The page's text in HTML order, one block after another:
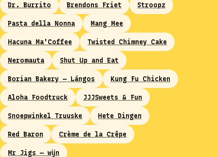
Dr. Burrito Brendons Friet Stroopz
Pasta della Nonna Mang Mee
Hacuna Ma'Coffee Twisted Chimney Cake
Neromauta Shut Up and Eat
Borian Bakery — Lángos Kung Fu Chicken
Aloha Foodtruck JJJSweets & Fun
Snoepwinkel Truuske Hete Dingen
Red Baron Crème de la Crêpe
Mr Jigs — wijn